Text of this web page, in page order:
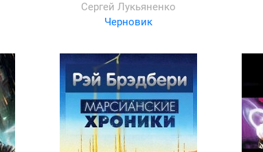
Сергей Лукьяненко
Черновик